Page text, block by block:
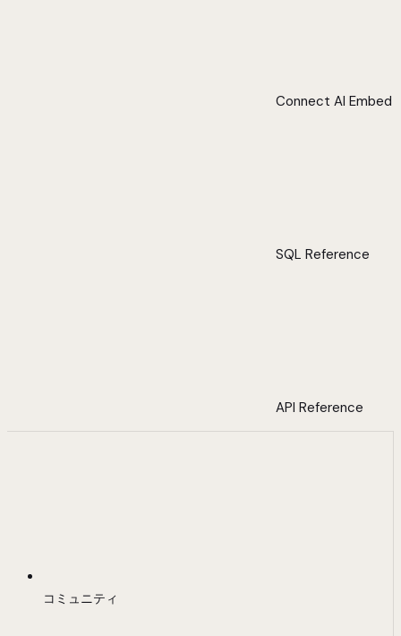
Connect AI Embed
SQL Reference
API Reference
コミュニティ